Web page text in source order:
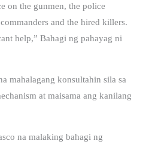
on the gunmen, the police
and the hired killers.
help,” Bahagi ng pahayag ni
mahalagang konsultahin sila sa
at maisama ang kanilang
na malaking bahagi ng